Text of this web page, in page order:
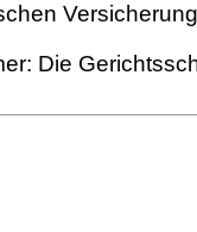
Die